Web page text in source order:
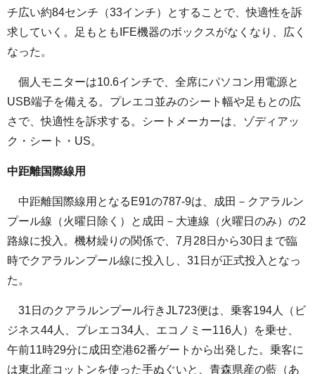
チ広い約84センチ（33インチ）とすることで、快適性を訴
求していく。足もともIFE機器のボックスがなくなり、広く
なった。
個人モニターは10.6インチで、全席にパソコン用電源と
USB端子を備える。プレエコ並みのシート幅や足もとの広
さで、快適性を訴求する。シートメーカーは、ゾディアッ
ク・シート・US。
中距離国際線用
中距離国際線用となるE91の787-9は、成田－クアラルン
プール線（火曜日除く）と成田－大連線（火曜日のみ）の2
路線に投入。機材繰りの関係で、7月28日から30日まで臨
時でクアラルンプール線に投入し、31日が正式投入となっ
た。
31日のクアラルンプール行きJL723便は、乗客194人（ビ
ジネス44人、プレエコ34人、エコノミー116人）を乗せ、
午前11時29分に成田空港62番ゲートから出発した。乗客に
は東北産コットンを使った手ぬぐいと、青森県産の藍（あ